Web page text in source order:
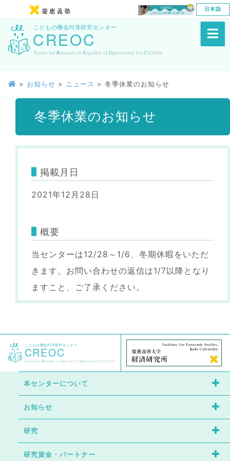
日本語
> お知らせ > ニュース > 冬季休業のお知らせ
冬季休業のお知らせ
掲載月日
2021年12月28日
概要
当センターは12/28～1/6、冬期休暇をいただ
きます。お問い合わせの返信は1/7以降となり
ますこと、ご了承ください。
本センターについて
お知らせ
研究
研究成果
研究資金・パートナー